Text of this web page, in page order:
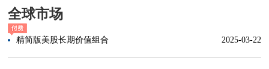
全球市场
精简版美股长期价值组合 2025-03-22